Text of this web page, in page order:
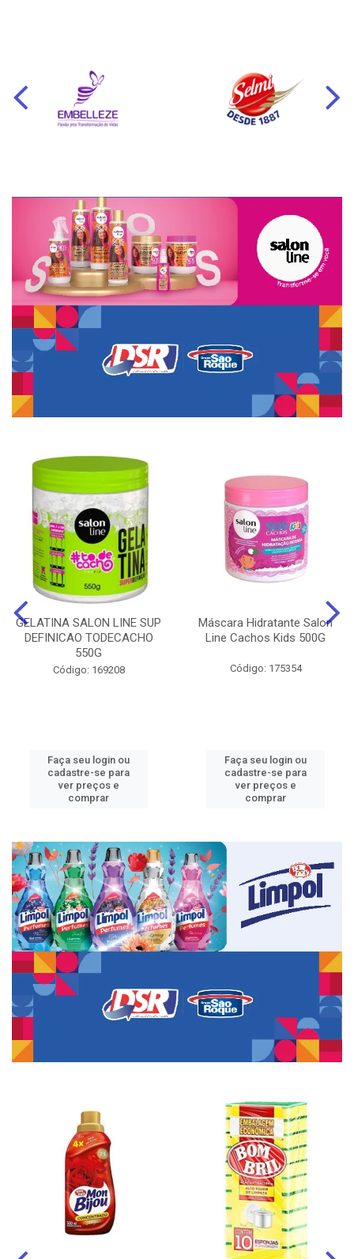
GELATINA SALON LINE SUP
DEFINICAO TODECACHO
550G
Código: 169208
Faça seu login ou
cadastre-se para
ver preços e
comprar
Máscara Hidratante Salon
Line Cachos Kids 500G
Código: 175354
Faça seu login ou
cadastre-se para
ver preços e
comprar